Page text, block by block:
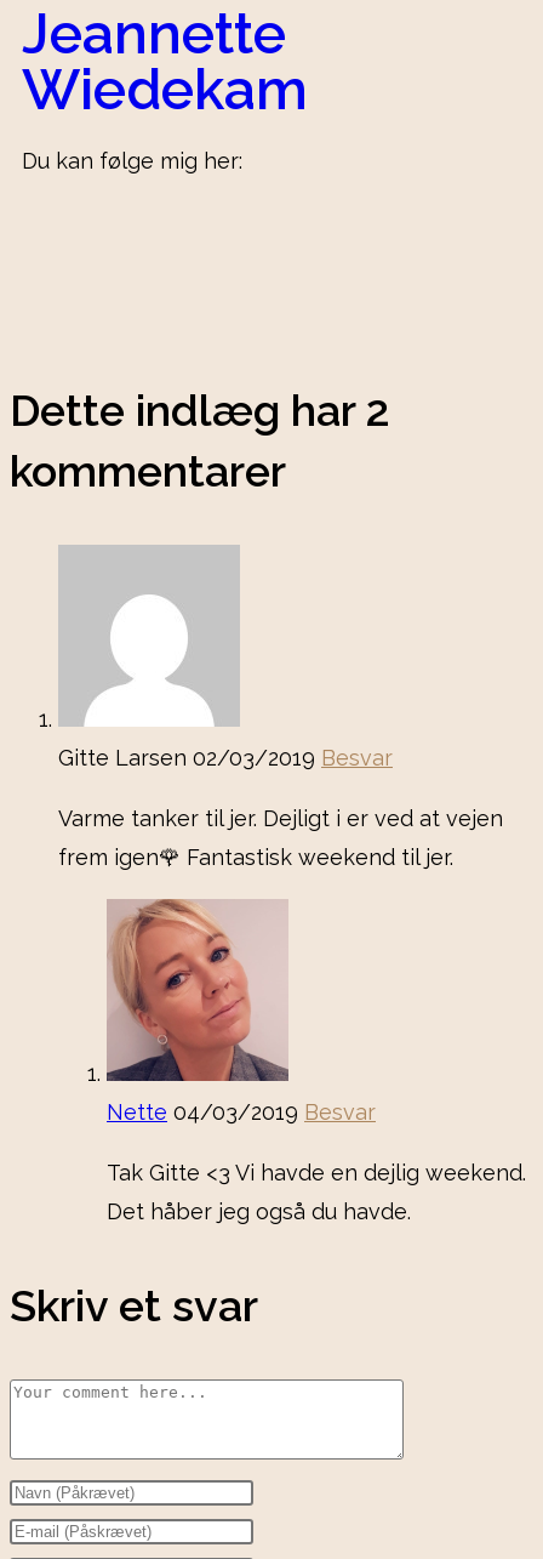
Jeannette
Wiedekam
Du kan følge mig her:
Dette indlæg har 2
kommentarer
Gitte Larsen 02/03/2019 Besvar
Varme tanker til jer. Dejligt i er ved at vejen
frem igen🌹 Fantastisk weekend til jer.
Nette 04/03/2019 Besvar
Tak Gitte <3 Vi havde en dejlig weekend.
Det håber jeg også du havde.
Skriv et svar